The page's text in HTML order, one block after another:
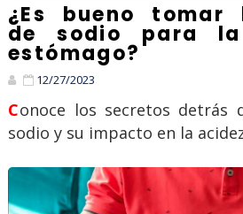
¿Es bueno tomar
de sodio para
estómago?
12/27/2023
Conoce los secretos detrás del bicarbonato de
sodio y su impacto en la